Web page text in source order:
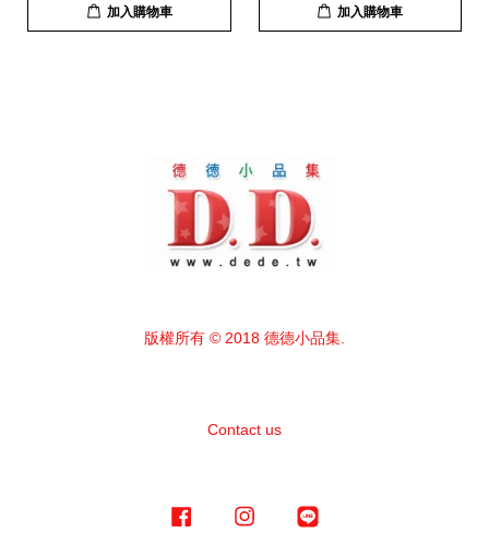
加入購物車 加入購物車
版權所有 © 2018 德德小品集.
Contact us
Facebook Instagram